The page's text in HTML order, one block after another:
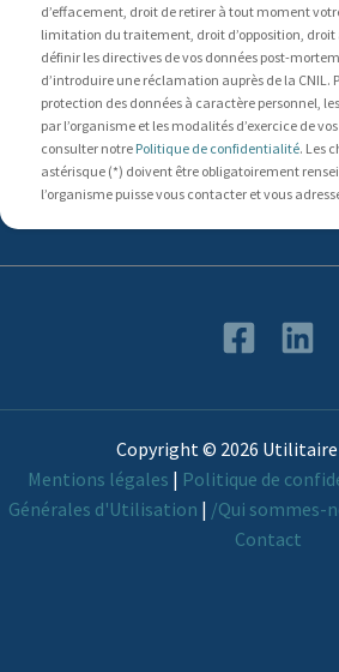
d’effacement, droit de retirer à tout moment
limitation du traitement, droit d’opposition,
définir les directives de vos données post-
d’introduire une réclamation auprès de la CNIL.
protection des données à caractère personnel,
par l’organisme et les modalités d’exercice de
consulter notre Politique de confidentialité. Les
astérisque (*) doivent être obligatoirement
l’organisme puisse vous contacter et vous
Copyright © 2026 Utilitaire
Mentions légales | Politique de
Générales d'Utilisation | /Qui sommes-
Contact